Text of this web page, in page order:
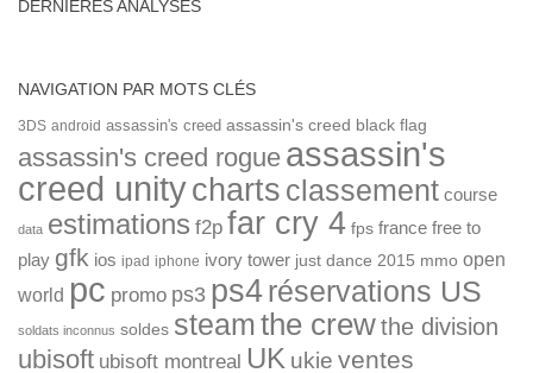
DERNIÈRES ANALYSES
NAVIGATION PAR MOTS CLÉS
3DS android assassin's creed assassin's creed black flag
assassin's creed rogue assassin's
creed unitycharts classement course
data estimations f2p far cry 4 fps france free to
play gfk ios ipad iphone ivory tower just dance 2015 mmo open
world pc promo ps3 ps4réservations US
soldats inconnus soldes steamthe crewthe division
ubisoft ubisoft montreal UK ukie ventes